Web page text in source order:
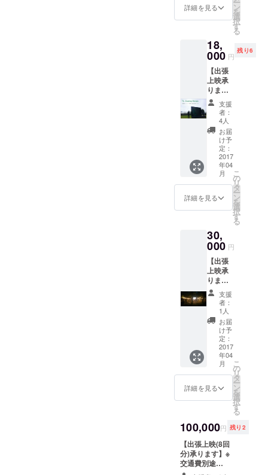
かせて
Journe
y
Screen
オリジ
ナルス
テッ
カーを
プレゼ
ント！
→マ
ニュア
ため運
転も致
しま
す。
→引越
しやド
ライブ
などど
んな場
面でも
結構で
す。 ・
手書き
でお礼
の手紙
を書か
望の
Journe
y
Screen
オリジ
ナルス
テッ
カーを
プレゼ
ント！
詳細を見る ン
を
選
択
す
る
18,
000 円
残り6
【出張
上映承
りま
す】※交
通費別
→発電
機もあ
るので
場所が
あれば
どこで
も広げ
ます
オレ
ターや
サプラ
イズ、
イベン
トなど
スク
リーン
が使え
るなら
何でも
どう
ぞ！
→映画
上映の
場合は
す(応相
談) ・オ
リジナ
ルTシャ
ツＳ・
Ⅿ・Ⅼの
支援
者：
4人
お届
け予
定：
2017
年04
月
詳細を見る
こ
の
リ
タ
ー
ン
を
選
択
す
る
30,
000 円
【出張
上映承
ります
(2回
分)】
→発電
機もあ
るので
場所が
あれば
どこで
も広げ
ます
→ビデ
ターや
サプラ
イズ、
イベン
トなど
支援
者：
1人
お届
け予
定：
2017
年04
月
詳細を見る
こ
の
リ
タ
ー
ン
を
選
択
す
る
100,000円 残り2
【出張上映(8回
分)承ります】※
交通費別途
→カフェ